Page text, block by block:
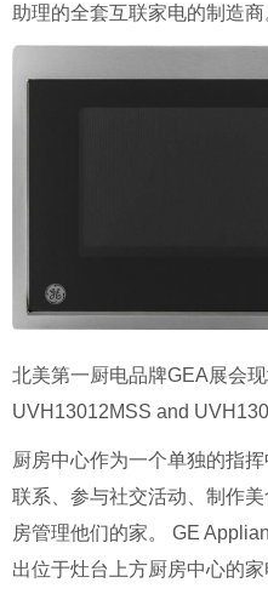
助理的全套互联家电的制造商
北美第一厨电品牌GEA展会
UVH13012MSS and
厨房中心作为一个单独的指
联系、参与社交活动、制作
房管理他们的家。 GE
出位于灶台上方厨房中心的